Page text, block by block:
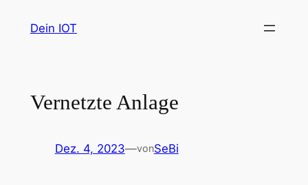
InhaltDein IOT
Vernetzte Anlage
Dez. 4, 2023—vonSeBi